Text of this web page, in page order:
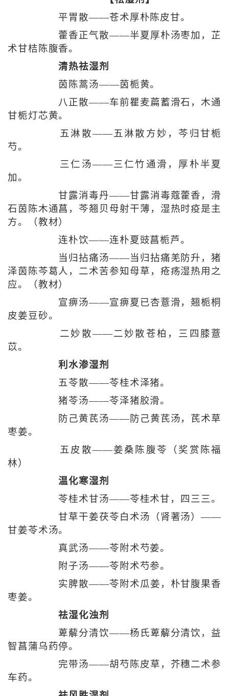
平胃散——苍术厚朴陈皮甘。
藿香正气散——半夏厚朴汤枣加，芷
术甘桔陈腹香。
清热祛湿剂
茵陈蒿汤——茵栀黄。
八正散——车前瞿麦萹蓄滑石，木通
甘栀灯芯黄。
五淋散——五淋散方妙，芩归甘栀
芍。
三仁汤——三仁竹通滑，厚朴半夏
加。
甘露消毒丹——甘露消毒蔻藿香，滑
石茵陈木通菖，芩翘贝母射干薄，湿热时疫是主
方。（教材）
连朴饮——连朴夏豉菖栀芦。
当归拈痛汤——当归拈痛羌防升，猪
泽茵陈芩葛人，二术苦参知母草，疮疡湿热用之
应。（教材）
宣痹汤——宣痹夏已杏薏滑，翘栀桐
皮姜豆砂。
二妙散——二妙散苍柏，三四膝薏
苡。
利水渗湿剂
五苓散——苓桂术泽猪。
猪苓汤——苓泽猪胶滑。
防己黄芪汤——防己黄芪汤，芪术草
枣姜。
五皮散——姜桑陈腹苓（奖赏陈福
林）
温化寒湿剂
苓桂术甘汤——苓桂术甘，四三三。
甘草干姜茯苓白术汤（肾著汤）——
甘姜苓术汤。
真武汤——苓附术芍姜。
附子汤——苓附术芍参。
实脾散——苓附术瓜姜，朴甘腹果香
枣姜。
祛湿化浊剂
萆薢分清饮——杨氏萆薢分清饮，益
智菖蒲乌药停。
完带汤——胡芍陈皮草，芥穗二术参
车药。